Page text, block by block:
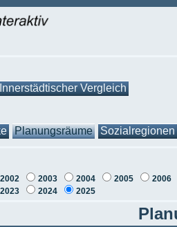
Innerstädtischer Vergleich
Planungsräume Sozialregionen
2002 2003 2004 2005
2006
2023 2024 2025